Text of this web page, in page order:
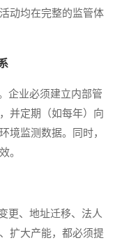
动均在完整的监管体
业必须建立内部管
并定期（如每年）向
境监测数据。同时，
。
、地址迁移、法人
扩大产能，都必须提